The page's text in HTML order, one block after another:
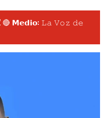
🔴 𝗠𝗲𝗱𝗶𝗼: 𝙻𝚊 𝚅𝚘𝚣 𝚍𝚎